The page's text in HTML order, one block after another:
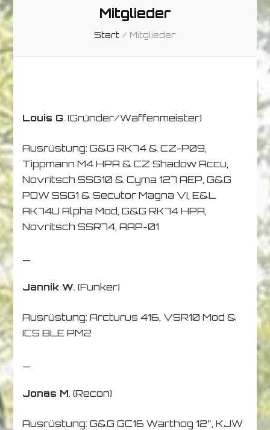
Mitglieder
Start / Mitglieder
Louis G. (Gründer/Waffenmeister)
Ausrüstung: G&G RK74 & CZ-P09,
Tippmann M4 HPA & CZ Shadow Accu,
Novritsch SSG10 & Cyma 127 AEP, G&G
PDW SSG1 & Secutor Magna VI, E&L
AK74U Alpha Mod, G&G RK74 HPA,
Novritsch SSR74, AAP-01
Jannik W. (Funker)
Ausrüstung: Arcturus 416, VSR10 Mod &
ICS BLE PM2
Jonas M. (Recon)
Ausrüstung: G&G GC16 Warthog 12″, KJW